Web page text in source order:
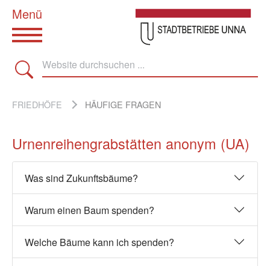
Zum Hauptinhalt springen
FRIEDHÖFE HÄUFIGE FRAGEN
Urnenreihengrabstätten anonym (UA)
Was sind Zukunftsbäume?
Warum einen Baum spenden?
Welche Bäume kann ich spenden?